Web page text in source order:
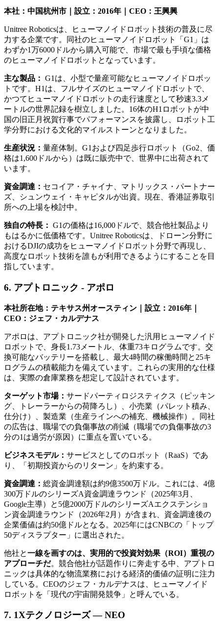
本社：中国杭州市｜設立：2016年｜CEO：王興興
Unitree Roboticsは、ヒューマノイドロボット技術の普及に尽
力する企業です。同社のヒューマノイドロボット「G1」は
わずか1万6000ドルから購入可能で、市場で最も手頃な価格
のヒューマノイドロボットとなっています。
主な製品： G1は、小型で量産可能なヒューマノイドロボッ
トです。H1は、フルサイズのヒューマノイドロボットで、
かつてヒューマノイドロボットの走行速度として秒速3.3メ
ートルの世界記録を樹立しました。16体のH1ロボットが中
国の旧正月祝賀行事でパフォーマンスを披露し、ロボット工
学分野における文化的マイルストーンとなりました。
生産状況： 量産体制。G1および四足歩行ロボット（Go2、価
格は1,600ドルから）は既に販売中で、世界中に出荷されて
います。
資金調達： セコイア・チャイナ、マトリックス・パートナー
ズ、シュンウェイ・キャピタルが出資。現在、香港証券取引
所への上場を検討中。
独自の特長： G1の価格は16,000ドルで、競合他社製品より
もはるかに低価格です。Unitree Roboticsは、ドローン分野に
おけるDJIの成功をヒューマノイドロボット分野で再現し、
高度なロボット技術を誰もが利用できるようにすることを目
指しています。
6. アプトロニック - アポロ
本社所在地：テキサス州オースティン｜設立：2016年｜
CEO：ジェフ・カルデナス
アポロは、アプトロニック社が開発した汎用ヒューマノイド
ロボットで、身長1.73メートル、体重73キログラムです。交
換可能なバッテリーを搭載し、最大4時間の稼働時間と25キ
ログラムの積載能力を備えています。これらの実用的な仕様
は、実際の倉庫業務を想定して設計されています。
ターゲット市場： サードパーティロジスティクス（ピッキン
グ、トレーラーからの荷降ろし）、小売業（パレット積み、
仕分け）、製造業（生産ラインへの補充、機械操作）。同社
の広告は、職場での負傷事故の削減（職場での負傷事故の3
分の1は過労が原因）に重点を置いている。
ビジネスモデル： サービスとしてのロボット（RaaS）であ
り、「初期投資からのリターン」を約束する。
資金調達： 総資金調達額は約9億3500万ドル。これには、4億
300万ドルのシリーズA資金調達ラウンド（2025年3月、
Google主導）と5億2000万ドルのシリーズAエクステンショ
ン資金調達ラウンド（2026年2月）が含まれ、資金調達後の
企業価値は約50億ドルとなる。2025年にはCNBCの「トップ
50ディスラプター」に選出された。
他社と一線を画すのは、実用的で投資対効果（ROI）重視の
アプローチだ。競合他社が話題作りに奔走する中、アプトロ
ニックは具体的な物流業務における経済的価値の証明に注力
している。CEOのジェフ・カルデナスは、ヒューマノイド
ロボットを「現代の宇宙開発競争」と呼んでいる。
7. 1Xテクノロジーズ — NEO